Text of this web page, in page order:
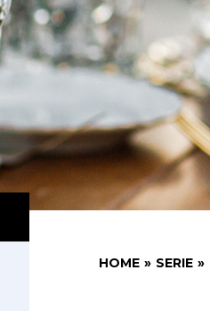
HOME » SERIE »